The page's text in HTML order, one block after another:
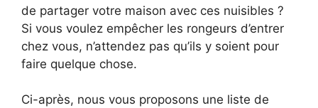
de partager votre maison avec ces nuisibles ?
Si vous voulez empêcher les rongeurs d’entrer
chez vous, n’attendez pas qu’ils y soient pour
faire quelque chose.
Ci-après, nous vous proposons une liste de